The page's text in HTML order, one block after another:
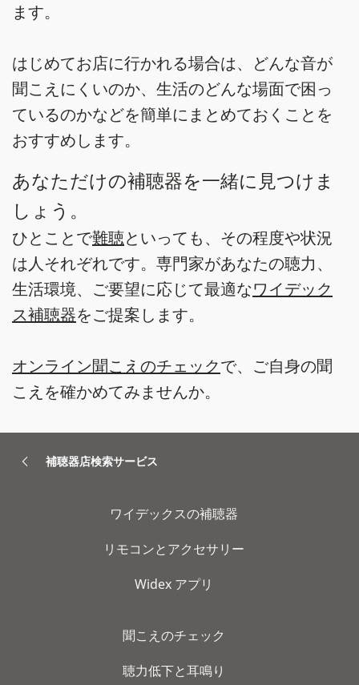
ます。
はじめてお店に行かれる場合は、どんな音が
聞こえにくいのか、生活のどんな場面で困っ
ているのかなどを簡単にまとめておくことを
おすすめします。
あなただけの補聴器を一緒に見つけま
しょう。
ひとことで難聴といっても、その程度や状況
は人それぞれです。専門家があなたの聴力、
生活環境、ご要望に応じて最適なワイデック
ス補聴器をご提案します。
オンライン聞こえのチェックで、ご自身の聞
こえを確かめてみませんか。
補聴器店検索サービス
ワイデックスの補聴器
リモコンとアクセサリー
Widex アプリ
聞こえのチェック
聴力低下と耳鳴り